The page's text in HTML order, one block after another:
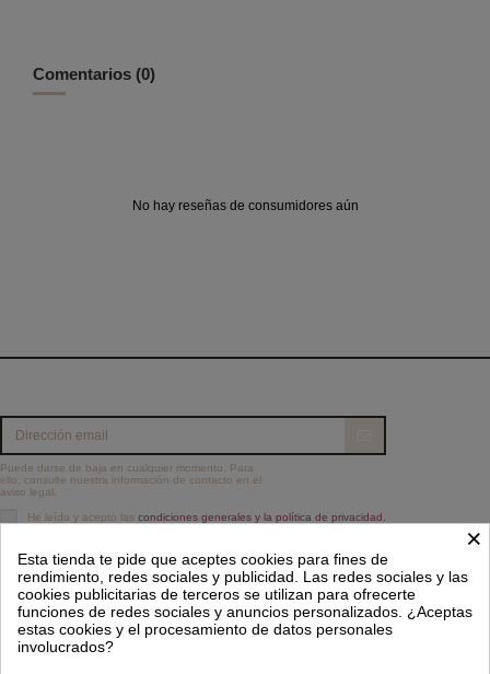
Comentarios (0)
No hay reseñas de consumidores aún
Puede darse de baja en cualquier momento. Para
ello, consulte nuestra información de contacto en el
aviso legal.
He leído y acepto las condiciones generales y la política de privacidad.
Contacto
Síguenos
×
Esta tienda te pide que aceptes cookies para fines de
rendimiento, redes sociales y publicidad. Las redes sociales y las
cookies publicitarias de terceros se utilizan para ofrecerte
funciones de redes sociales y anuncios personalizados. ¿Aceptas
estas cookies y el procesamiento de datos personales
involucrados?